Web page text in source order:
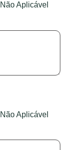
Não Aplicável
Não Aplicável